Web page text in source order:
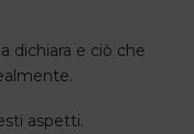
dichiara e ciò che
aspetti.